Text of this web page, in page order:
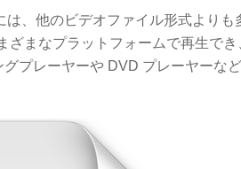
は、他のビデオファイル形式より
ざまなプラットフォームで再生で
プレーヤーや DVD プレーヤーな